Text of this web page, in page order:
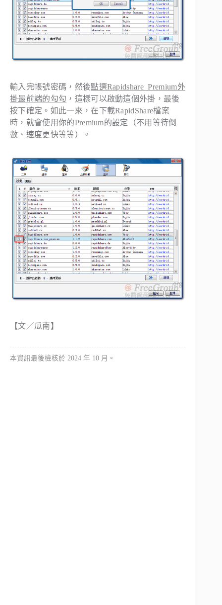
輸入完帳號密碼，然後點選Rapidshare_Premium外
掛最前端的勾勾 ，這樣可以啟動這個外掛，最後
按下確定。如此一來，在下載RapidShare檔案
時，就會使用你的Premium的設定（不用等待倒
數、速度更快等等）。
【文／瓜南】
本資訊最後檢核於 2024 年 10 月。